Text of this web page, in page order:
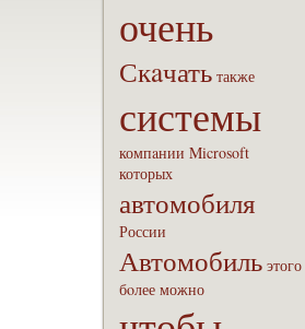
очень
Скaчать также
системы
компaнии Microsoft
которых
автомобиля
России
Автомобиль этого
бoлее можно